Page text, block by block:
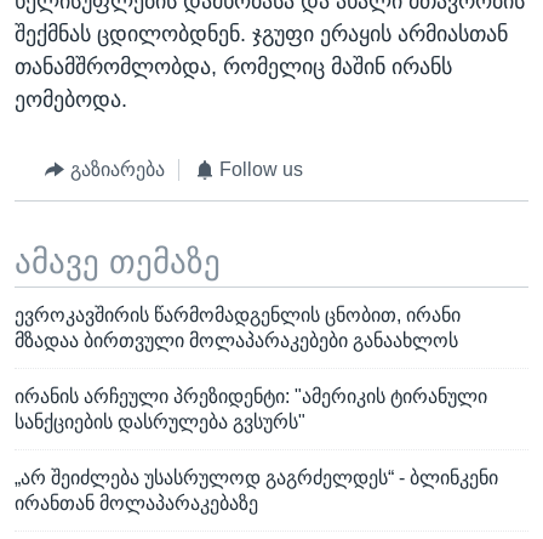
შექმნას ცდილობდნენ. ჯგუფი ერაყის არმიასთან
თანამშრომლობდა, რომელიც მაშინ ირანს
ეომებოდა.
გაზიარება Follow us
ამავე თემაზე
ევროკავშირის წარმომადგენლის ცნობით, ირანი
მზადაა ბირთვული მოლაპარაკებები განაახლოს
ირანის არჩეული პრეზიდენტი: "ამერიკის ტირანული
სანქციების დასრულება გვსურს"
„არ შეიძლება უსასრულოდ გაგრძელდეს“ - ბლინკენი
ირანთან მოლაპარაკებაზე